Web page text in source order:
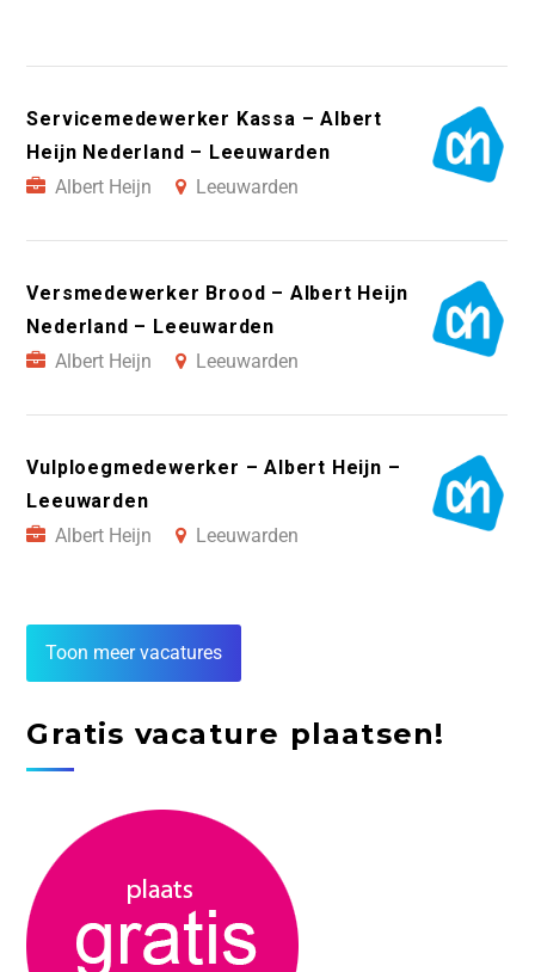
Servicemedewerker Kassa – Albert
Heijn Nederland – Leeuwarden
Albert Heijn
Leeuwarden
Versmedewerker Brood – Albert Heijn
Nederland – Leeuwarden
Albert Heijn
Leeuwarden
Vulploegmedewerker – Albert Heijn –
Leeuwarden
Albert Heijn
Leeuwarden
Toon meer vacatures
Gratis vacature plaatsen!